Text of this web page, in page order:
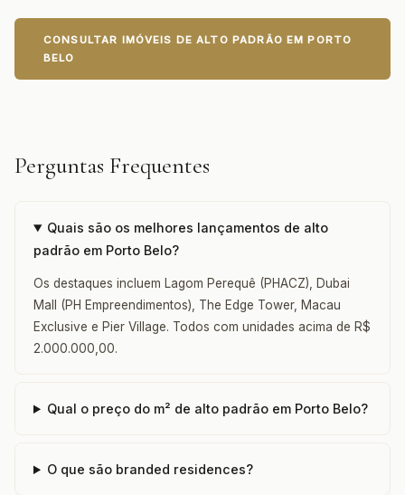
CONSULTAR IMÓVEIS DE ALTO PADRÃO EM PORTO
BELO
Perguntas Frequentes
Quais são os melhores lançamentos de alto
padrão em Porto Belo?
Os destaques incluem Lagom Perequê (PHACZ), Dubai
Mall (PH Empreendimentos), The Edge Tower, Macau
Exclusive e Pier Village. Todos com unidades acima de R$
2.000.000,00.
Qual o preço do m² de alto padrão em Porto Belo?
O que são branded residences?